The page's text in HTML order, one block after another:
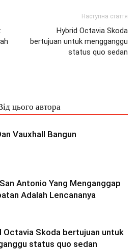
Наступна стаття
Hybrid Octavia Skoda
bertujuan untuk mengganggu
status quo sedan
цього автора
Vauxhall Bangun
Antonio Yang Menganggap
Adalah Lencananya
Octavia Skoda bertujuan untuk
status quo sedan